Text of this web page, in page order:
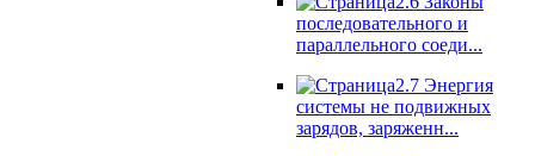
последовательного и
параллельного соеди...
2.7 Энергия
системы не подвижных
зарядов, заряженн...